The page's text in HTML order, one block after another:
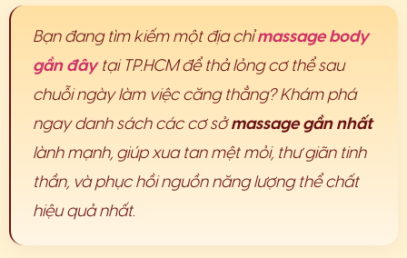
Bạn đang tìm kiếm một địa chỉmassage body
gần đâytại TP.HCM để thả lỏng cơ thể sau
chuỗi ngày làm việc căng thẳng? Khám phá
ngay danh sách các cơ sởmassage gần nhất
lành mạnh, giúp xua tan mệt mỏi, thư giãn tinh
thần, và phục hồi nguồn năng lượng thể chất
hiệu quả nhất.